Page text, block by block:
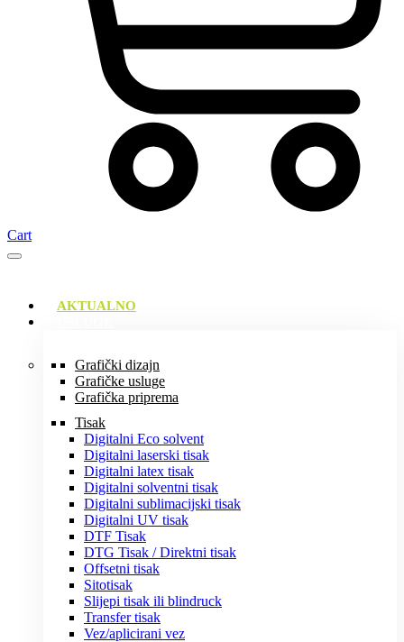
Cart
AKTUALNO
Grafički dizajn
Grafičke usluge
Grafička priprema
Tisak
Digitalni Eco solvent
Digitalni laserski tisak
Digitalni latex tisak
Digitalni solventni tisak
Digitalni sublimacijski tisak
Digitalni UV tisak
DTF Tisak
DTG Tisak / Direktni tisak
Offsetni tisak
Sitotisak
Slijepi tisak ili blindruck
Transfer tisak
Vez/aplicirani vez